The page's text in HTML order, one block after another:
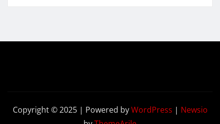
Copyright © 2025 | Powered byWordPress | Newsio